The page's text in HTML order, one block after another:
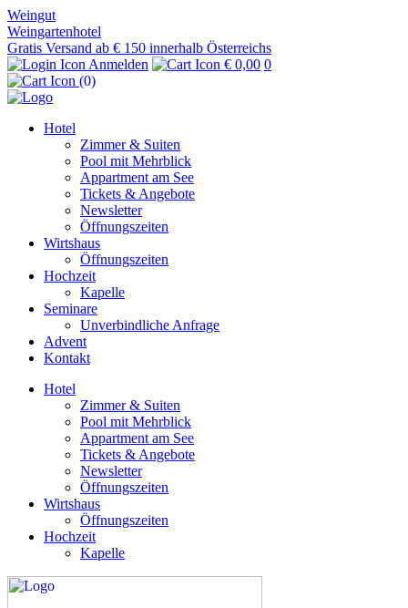
Weingut
Weingartenhotel
Gratis Versand ab € 150 innerhalb Österreichs
Anmelden
€ 0,00 0
(0)
Hotel
Zimmer & Suiten
Pool mit Mehrblick
Appartment am See
Tickets & Angebote
Newsletter
Öffnungszeiten
Wirtshaus
Öffnungszeiten
Hochzeit
Kapelle
Seminare
Unverbindliche Anfrage
Advent
Kontakt
Hotel
Zimmer & Suiten
Pool mit Mehrblick
Appartment am See
Tickets & Angebote
Newsletter
Öffnungszeiten
Wirtshaus
Öffnungszeiten
Hochzeit
Kapelle